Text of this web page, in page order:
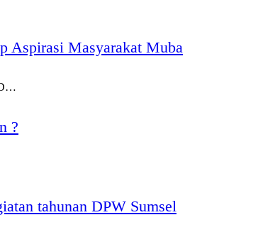
Aspirasi Masyarakat Muba
?
tahunan DPW Sumsel